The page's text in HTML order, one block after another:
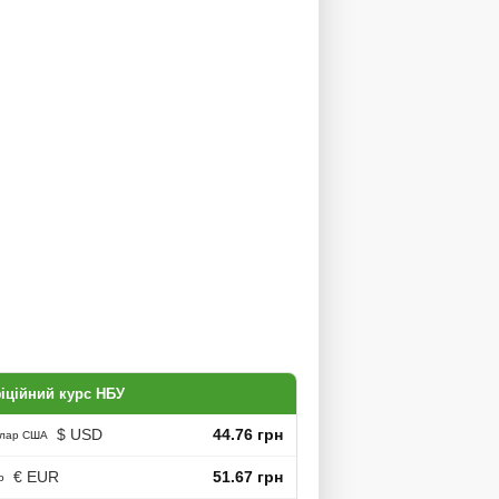
курс НБУ
США $ USD 44.76 грн
€ EUR 51.67 грн